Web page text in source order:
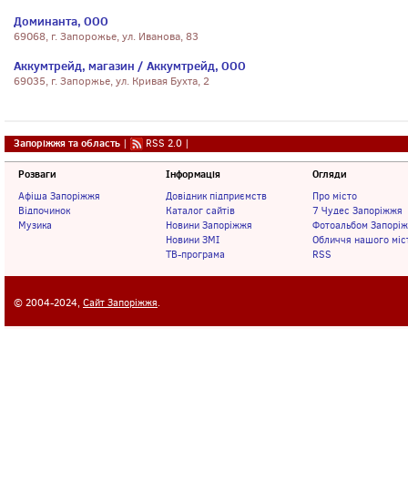
Доминанта, ООО
69068, г. Запорожье, ул. Иванова, 83
Аккумтрейд, магазин / Аккумтрейд, ООО
69035, г. Запоржье, ул. Кривая Бухта, 2
Запоріжжя та область | RSS 2.0 |
Розваги
Афіша Запоріжжя
Відпочинок
Музика
Інформація
Довідник підприємств
Каталог сайтів
Новини Запоріжжя
Новини ЗМІ
ТВ-програма
Огляди
Про місто
7 Чудес Запоріжжя
Фотоальбом
Обличчя нашого
RSS
© 2004-2024, Сайт Запоріжжя.